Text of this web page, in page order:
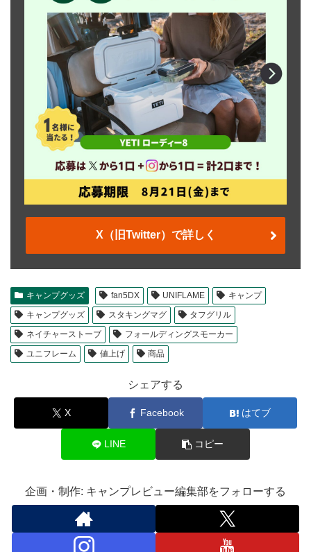
X（旧Twitter）で詳しく
キャンプグッズ fan5DX UNIFLAME
キャンプ
キャンプグッズ
スタキングマグ
タフグリル
ネイチャーストーブ
フォールディングスモーカー
ユニフレーム
値上げ 商品
シェアする
X Facebook はてブ
LINE コピー
企画・制作: キャンプレビュー編集部をフォローする